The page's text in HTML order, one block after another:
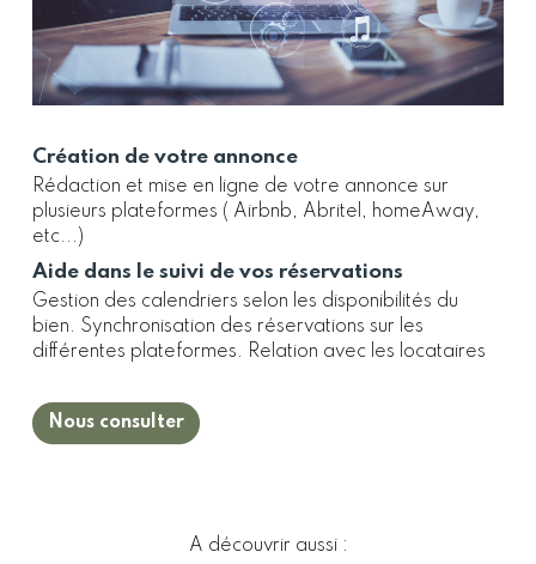
Création de votre annonce
Rédaction et mise en ligne de votre annonce sur
plusieurs plateformes ( Airbnb, Abritel, homeAway,
etc...)
Aide dans le suivi de vos réservations
Gestion des calendriers selon les disponibilités du
bien. Synchronisation des réservations sur les
différentes plateformes. Relation avec les locataires
Nous consulter
A découvrir aussi :